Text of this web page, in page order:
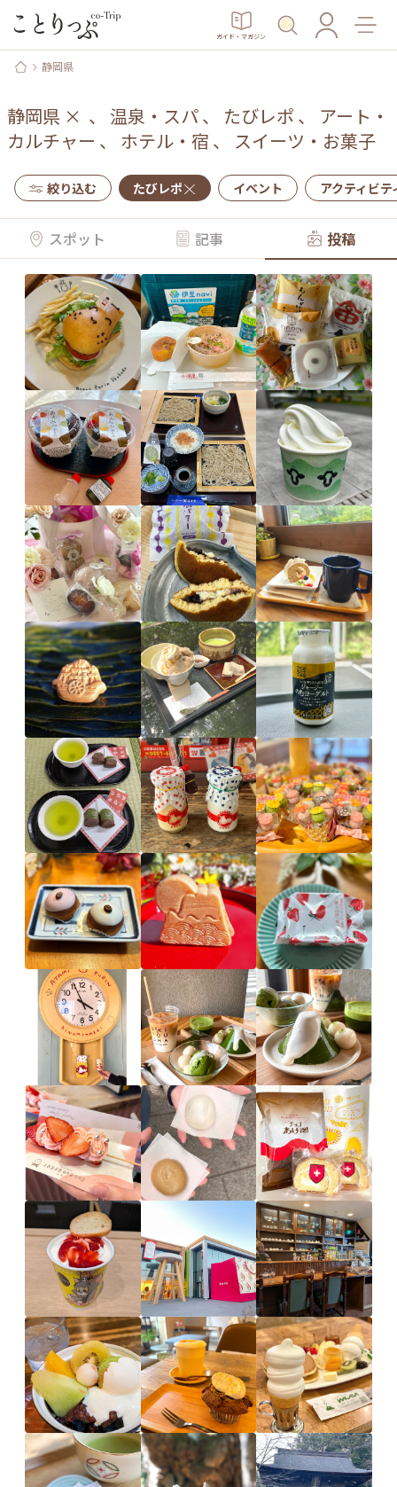
ガイド・マガジン
静岡県
静岡県 × 、 温泉・スパ、 たびレポ 、 アート・
カルチャー 、 ホテル・宿 、 スイーツ・お菓子
絞り込む たびレポ イベント アクティビテ
スポット 記事 投稿